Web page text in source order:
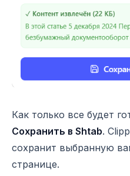
Как только все будет
Сохранить в Shtab.
сохранит выбранную
странице.